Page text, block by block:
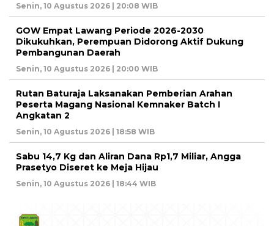
Senin, 10 Agustus 2026 | 20:08 WIB
GOW Empat Lawang Periode 2026-2030
Dikukuhkan, Perempuan Didorong Aktif Dukung
Pembangunan Daerah
Senin, 10 Agustus 2026 | 20:00 WIB
Rutan Baturaja Laksanakan Pemberian Arahan
Peserta Magang Nasional Kemnaker Batch I
Angkatan 2
Senin, 10 Agustus 2026 | 18:58 WIB
Sabu 14,7 Kg dan Aliran Dana Rp1,7 Miliar, Angga
Prasetyo Diseret ke Meja Hijau
Senin, 10 Agustus 2026 | 18:44 WIB